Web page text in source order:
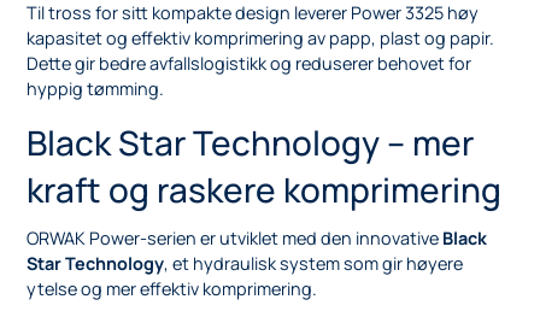
Til tross for sitt kompakte design leverer Power 3325 høy
kapasitet og effektiv komprimering av papp, plast og papir.
Dette gir bedre avfallslogistikk og reduserer behovet for
hyppig tømming.
Black Star Technology – mer
kraft og raskere komprimering
ORWAK Power-serien er utviklet med den innovative Black
Star Technology, et hydraulisk system som gir høyere
ytelse og mer effektiv komprimering.